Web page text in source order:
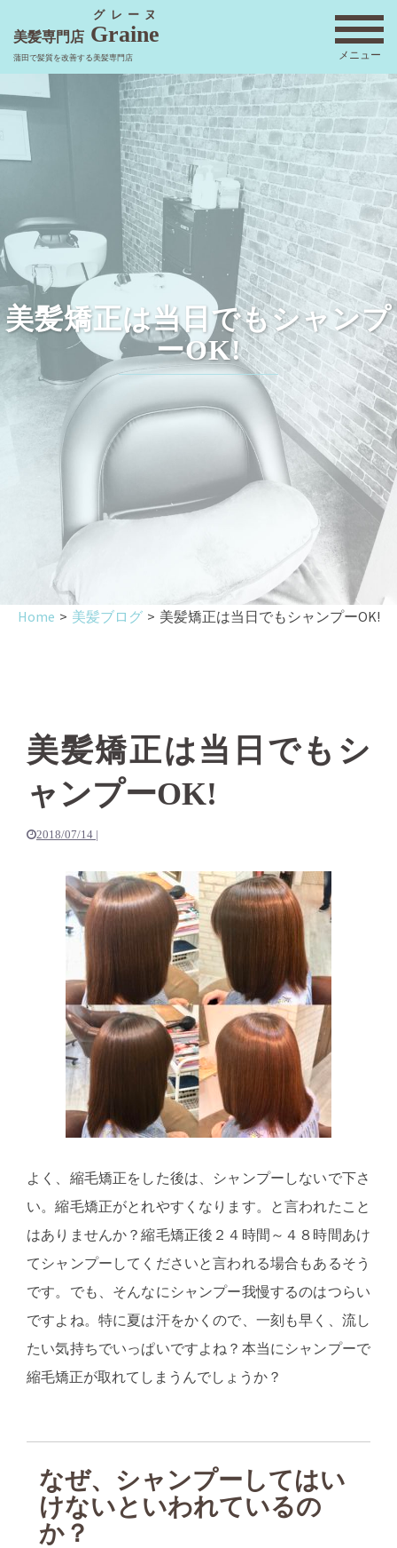
テ
ツ
ス
美髪専門店 Graine
グレーヌ
蒲田で髪質を改善する美髪専門店 メニュー
美髪矯正は当日でもシャンプ
ーOK!
Home > 美髪ブログ > 美髪矯正は当日でもシャンプーOK!
美髪矯正は当日でもシ
ャンプーOK!
2018/07/14 |
よく、縮毛矯正をした後は、シャンプーしないで下さ
い。縮毛矯正がとれやすくなります。と言われたこと
はありませんか？縮毛矯正後２４時間～４８時間あけ
てシャンプーしてくださいと言われる場合もあるそう
です。でも、そんなにシャンプー我慢するのはつらい
ですよね。特に夏は汗をかくので、一刻も早く、流し
たい気持ちでいっぱいですよね？本当にシャンプーで
縮毛矯正が取れてしまうんでしょうか？
なぜ、シャンプーしてはい
けないといわれているの
か？